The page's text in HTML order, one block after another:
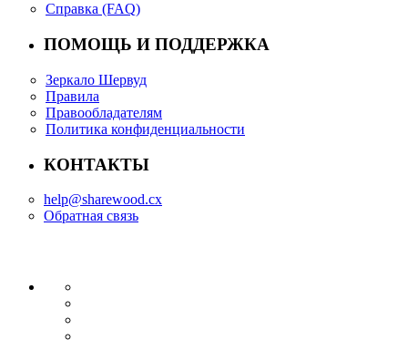
Справка (FAQ)
ПОМОЩЬ И ПОДДЕРЖКА
Зеркало Шервуд
Правила
Правообладателям
Политика конфиденциальности
КОНТАКТЫ
help@sharewood.cx
Обратная связь